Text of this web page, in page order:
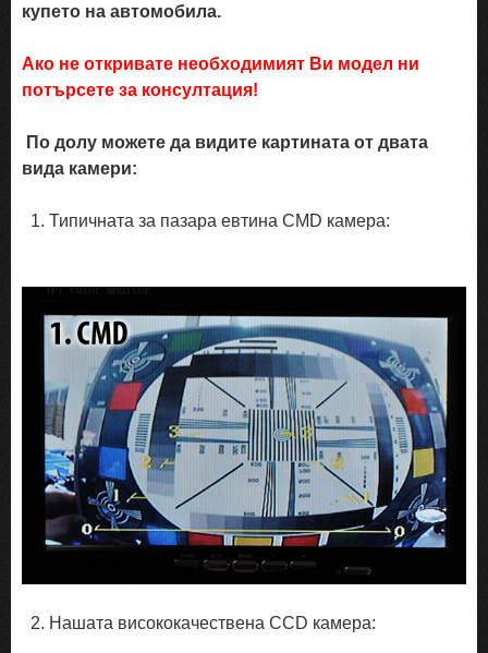
купето на автомобила.
Ако не откривате необходимият Ви модел ни
потърсете за консултация!
По долу можете да видите картината от двата
вида камери:
1. Типичната за пазара евтина CMD камера:
2. Нашата висококачествена CCD камера: